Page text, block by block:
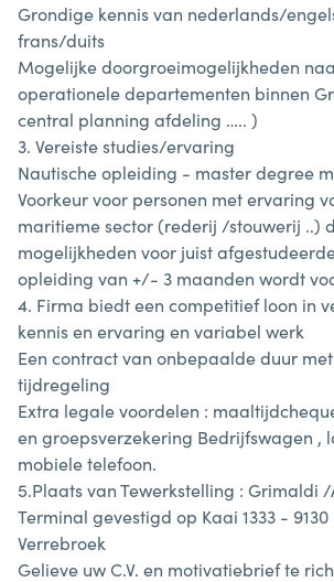
Grondige kennis van nederlands/
frans/duits
Mogelijke doorgroeimogelijkheden
operationele departementen binnen
central planning afdeling ….. )
3. Vereiste studies/ervaring
Nautische opleiding - master degree
Voorkeur voor personen met ervaring
maritieme sector (rederij /stouwerij ..)
mogelijkheden voor juist
opleiding van +/- 3 maanden wordt
4. Firma biedt een competitief loon in
kennis en ervaring en variabel werk
Een contract van onbepaalde duur
tijdregeling
Extra legale voordelen :
en groepsverzekering Bedrijfswagen ,
mobiele telefoon.
5.Plaats van Tewerkstelling : Grimaldi
Terminal gevestigd op Kaai 1333 -
Verrebroek
Gelieve uw C.V. en motivatiebrief te